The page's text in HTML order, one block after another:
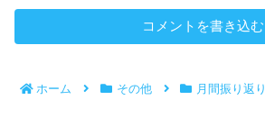
コメントを書き込む
ホーム その他 月間振り返り